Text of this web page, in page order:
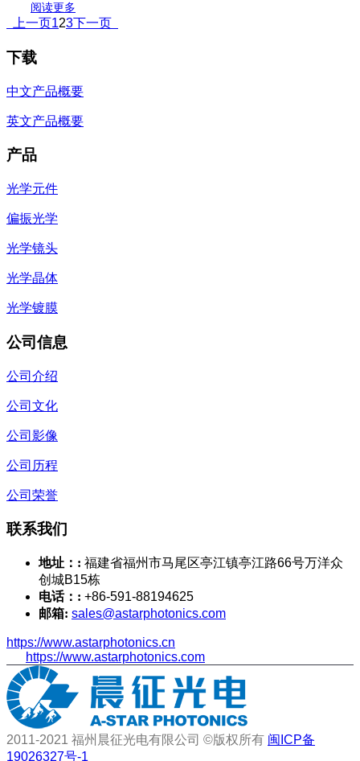
阅读更多
上一页123下一页
下载
中文产品概要
英文产品概要
产品
光学元件
偏振光学
光学镜头
光学晶体
光学镀膜
公司信息
公司介绍
公司文化
公司影像
公司历程
公司荣誉
联系我们
地址：: 福建省福州市马尾区亭江镇亭江路66号万洋众
创城B15栋
电话：: +86-591-88194625
邮箱: sales@astarphotonics.com
https://www.astarphotonics.cn
https://www.astarphotonics.com
2011-2021 福州晨征光电有限公司 ©版权所有 闽ICP备
19026327号-1